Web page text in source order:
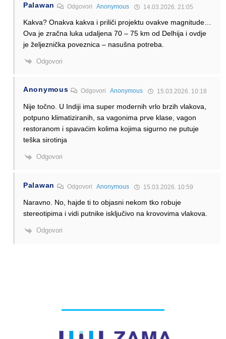
Palawan Odgovori Anonymous 14.03.2026. 21:05
Kakva? Onakva kakva i priliči projektu ovakve magnitude…
Ova je zračna luka udaljena 70 – 75 km od Delhija i ovdje
je željeznička poveznica – nasušna potreba.
Odgovori
Anonymous OdgovoriAnonymous 15.03.2026. 10:18
Nije točno. U Indiji ima super modernih vrlo brzih vlakova,
potpuno klimatiziranih, sa vagonima prve klase, vagon
restoranom i spavaćim kolima kojima sigurno ne putuje
teška sirotinja
Odgovori
Palawan Odgovori Anonymous 15.03.2026. 10:59
Naravno. No, hajde ti to objasni nekom tko robuje
stereotipima i vidi putnike isključivo na krovovima vlakova.
Odgovori